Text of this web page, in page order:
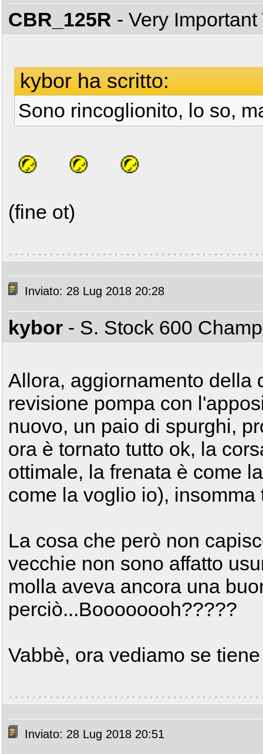
CBR_125R - Very
kybor ha scritto:
Sono rincoglionito, lo so,
(fine ot)
Inviato: 28 Lug 2018 20:28
kybor - S. Stock 600
Allora, aggiornamento della
revisione pompa con
nuovo, un paio di spurghi,
ora è tornato tutto ok, la
ottimale, la frenata è come
come la voglio io), insomma
La cosa che però non
vecchie non sono affatto
molla aveva ancora una
perciò...Boooooooh?????
Vabbè, ora vediamo se
Inviato: 28 Lug 2018 20:51